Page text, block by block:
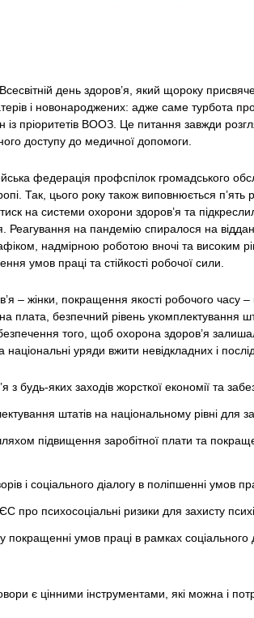
Всесвітній день здоров’я, який щороку
і новонароджених: адже саме турбота
пріоритетів ВООЗ. Це питання завжди
доступу до медичної допомоги.
федерація профспілок громадського
Так, цього року також виповнюється
на системи охорони здоров’я та
на пандемію спиралося на
надмірною роботою вночі та високим
умов праці та стійкості робочої сили.
– жінки, покращення якості робочого
плата, безпечний рівень укомплектування
того, щоб охорона здоров’я
уряди вжити невідкладних і
з будь-яких заходів жорсткої економії та
штатів на національному рівні
підвищення заробітної плати та
і соціального діалогу в поліпшенні умов
про психосоціальні ризики для захисту
покращенні умов праці в рамках соціального
є цінними інструментами, які можна і